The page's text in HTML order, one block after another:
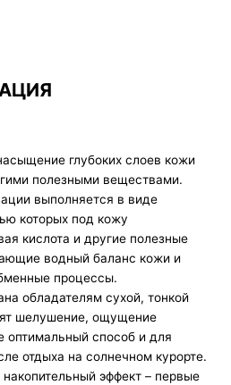
a
s
глубоких слоев кожи
полезными веществами.
выполняется в виде
которых под кожу
кислота и другие полезные
водный баланс кожи и
процессы.
обладателям сухой, тонкой
шелушение, ощущение
оптимальный способ и для
отдыха на солнечном курорте.
эффект – первые